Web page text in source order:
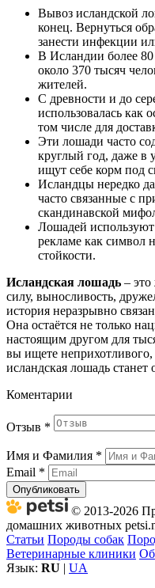
Вывоз исландской
конец. Вернуться
занести инфекции
В Исландии более
около 370 тысяч
жителей.
С древности и до
использовалась как
том числе для
Эти лошади часто
круглый год, даже в
ищут себе корм под
Исландцы нередко
часто связанные с
скандинавской
Лошадей
рекламе как символ
стойкости.
Исландская лошадь – это
силу, выносливость,
история неразрывно
Она остаётся не только
настоящим другом для
вы ищете
исландская лошадь
Коментарии
Отзыв *
Имя и Фамилия *
Email *
Опубликовать
© 2013-2026
домашних животных
Статьи Породы собак
Ветеринарные клиники
Язык: RU | UA